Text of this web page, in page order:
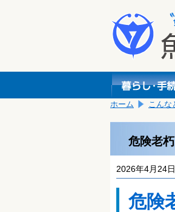
し
ホーム こんな
危険老
2026年4月24
危険